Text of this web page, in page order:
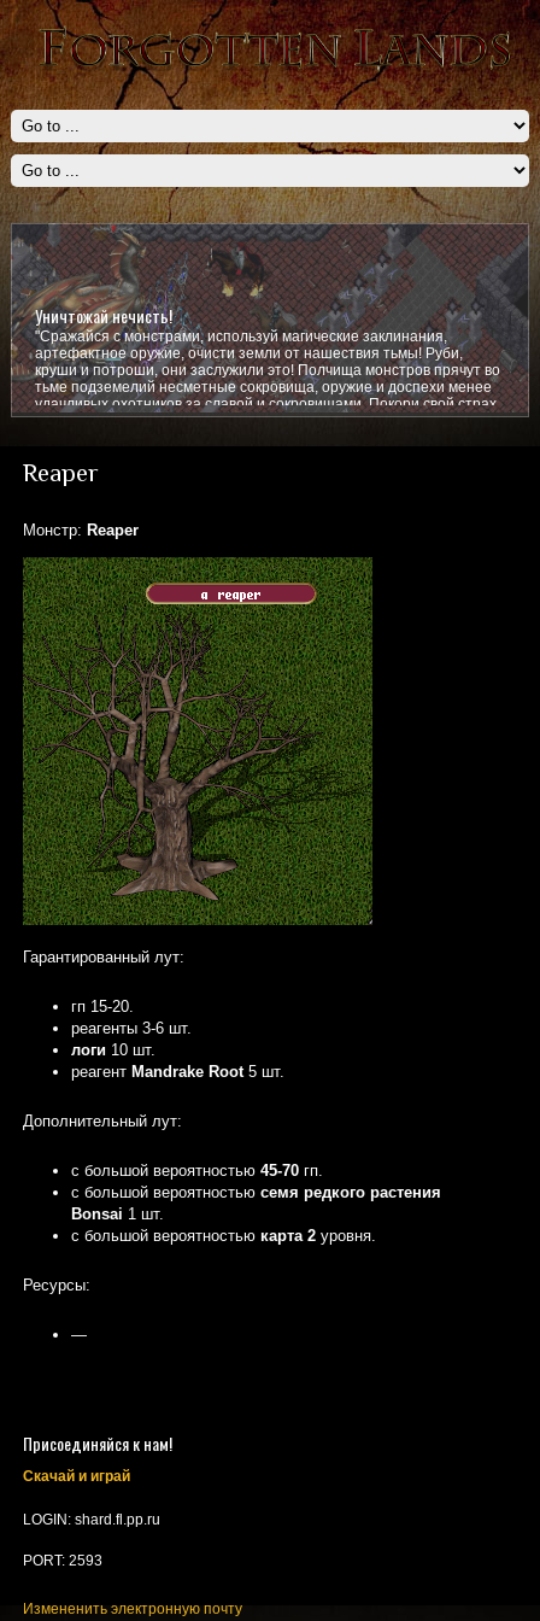
Уничтожай нечисть!
"Сражайся с монстрами, используй магические заклинания,
артефактное оружие, очисти земли от нашествия тьмы! Руби,
круши и потроши, они заслужили это! Полчища монстров прячут во
тьме подземелий несметные сокровища, оружие и доспехи менее
удачливых охотников за славой и сокровищами. Покори свой страх,
покажи им кто тут главный!
Reaper
Монстр: Reaper
Гарантированный лут:
гп 15-20.
реагенты 3-6 шт.
логи10 шт.
реагент Mandrake Root5 шт.
Дополнительный лут:
с большой вероятностью 45-70гп.
с большой вероятностью семя редкого растения
Bonsai 1 шт.
с большой вероятностью карта 2уровня.
Ресурсы:
—
Присоединяйся к нам!
Скачай и играй
LOGIN: shard.fl.pp.ru
PORT: 2593
Измененить электронную почту